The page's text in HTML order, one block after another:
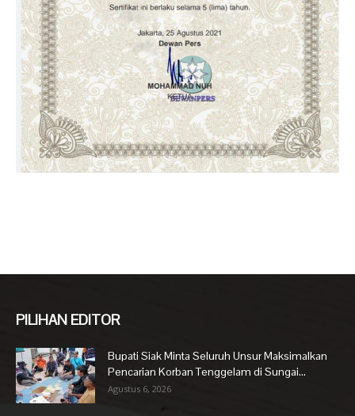
PILIHAN EDITOR
Bupati Siak Minta Seluruh Unsur Maksimalkan
Pencarian Korban Tenggelam di Sungai...
Agustus 6, 2026